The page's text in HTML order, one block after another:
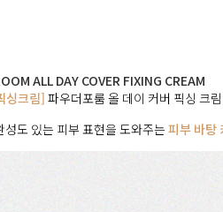
ALL DAY COVER FIXING CREAM
싱크림] 파우더포룸 올 데이 커버 픽싱 크림
도 있는 피부 표현을 도와주는 피부 바탕